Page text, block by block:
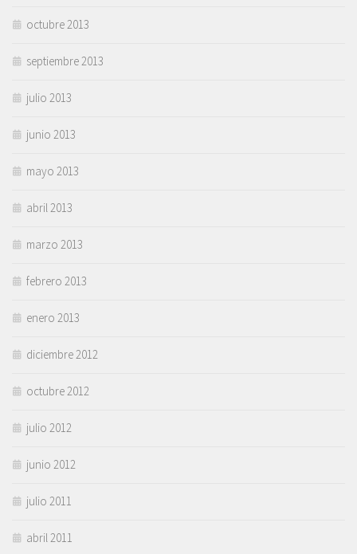
octubre 2013
septiembre 2013
julio 2013
junio 2013
mayo 2013
abril 2013
marzo 2013
febrero 2013
enero 2013
diciembre 2012
octubre 2012
julio 2012
junio 2012
julio 2011
abril 2011